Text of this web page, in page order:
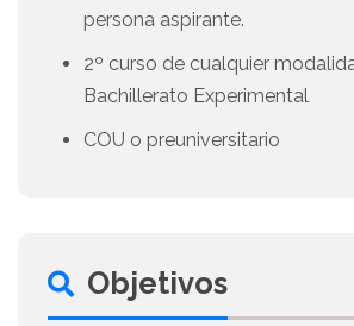
persona aspirante.
2º curso de cualquier
Bachillerato Experimental
COU o preuniversitario
Objetivos